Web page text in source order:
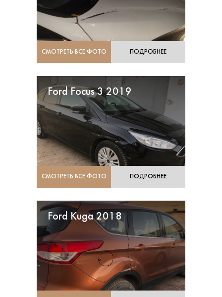
СМОТРЕТЬ ВСЕ ФОТО ПОДРОБНЕЕ
Ford Focus 3 2019
СМОТРЕТЬ ВСЕ ФОТО ПОДРОБНЕЕ
Ford Kuga 2018